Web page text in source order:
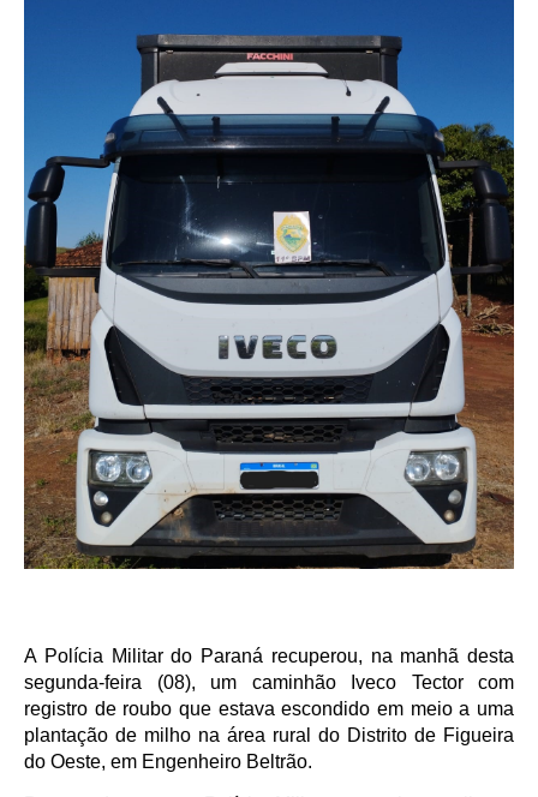
A Polícia Militar do Paraná recuperou, na manhã desta
segunda-feira (08), um caminhão Iveco Tector com
registro de roubo que estava escondido em meio a uma
plantação de milho na área rural do Distrito de Figueira
do Oeste, em Engenheiro Beltrão.